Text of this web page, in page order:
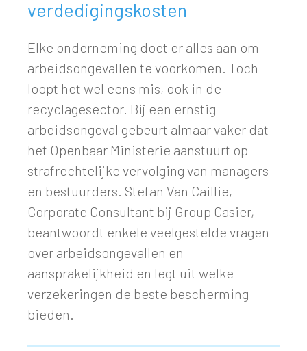
verdedigingskosten
Elke onderneming doet er alles aan om
arbeidsongevallen te voorkomen. Toch
loopt het wel eens mis, ook in de
recyclagesector. Bij een ernstig
arbeidsongeval gebeurt almaar vaker dat
het Openbaar Ministerie aanstuurt op
strafrechtelijke vervolging van managers
en bestuurders. Stefan Van Caillie,
Corporate Consultant bij Group Casier,
beantwoordt enkele veelgestelde vragen
over arbeidsongevallen en
aansprakelijkheid en legt uit welke
verzekeringen de beste bescherming
bieden.